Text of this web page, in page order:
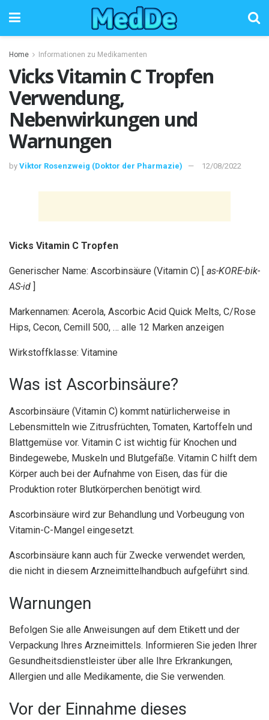
Home Informationen zu Medikamenten
Vicks Vitamin C Tropfen
Verwendung,
Nebenwirkungen und
Warnungen
by Viktor Rosenzweig (Doktor der Pharmazie) 12/08/2022
Vicks Vitamin C Tropfen
Generischer Name: Ascorbinsäure (Vitamin C) [ as-KORE-bik-
AS-id ]
Markennamen: Acerola, Ascorbic Acid Quick Melts, C/Rose
Hips, Cecon, Cemill 500, … alle 12 Marken anzeigen
Wirkstoffklasse: Vitamine
Was ist Ascorbinsäure?
Ascorbinsäure (Vitamin C) kommt natürlicherweise in
Lebensmitteln wie Zitrusfrüchten, Tomaten, Kartoffeln und
Blattgemüse vor. Vitamin C ist wichtig für Knochen und
Bindegewebe, Muskeln und Blutgefäße. Vitamin C hilft dem
Körper auch bei der Aufnahme von Eisen, das für die
Produktion roter Blutkörperchen benötigt wird.
Ascorbinsäure wird zur Behandlung und Vorbeugung von
Vitamin-C-Mangel eingesetzt.
Ascorbinsäure kann auch für Zwecke verwendet werden,
die nicht in diesem Arzneimittelhandbuch aufgeführt sind.
Warnungen
Befolgen Sie alle Anweisungen auf dem Etikett und der
Verpackung Ihres Arzneimittels. Informieren Sie jeden Ihrer
Gesundheitsdienstleister über alle Ihre Erkrankungen,
Allergien und alle Medikamente, die Sie verwenden.
Vor der Einnahme dieses